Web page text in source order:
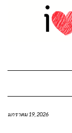
มกราคม 19, 2026